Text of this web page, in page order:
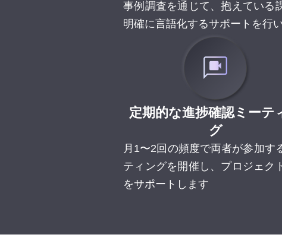
事例調査を通じて、抱えている
明確に言語化するサポートを行
定期的な進捗確認ミーテ
グ
月1〜2回の頻度で両者が参加す
ティングを開催し、プロジェク
をサポートします